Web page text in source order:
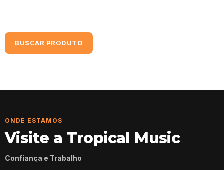
BUSCAR PRODUTO
ONDE ESTAMOS
Visite a Tropical Music
Confiança e Trabalho